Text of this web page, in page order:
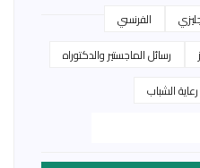
الفرنسي
رسائل الماجستير والدكتوراه
رعاية الشباب